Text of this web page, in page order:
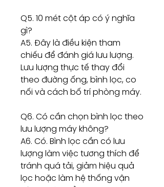
Q5. 10 mét cột áp có ý nghĩa
gì?
A5. Đây là điều kiện tham
chiếu để đánh giá lưu lượng.
Lưu lượng thực tế thay đổi
theo đường ống, bình lọc, co
nối và cách bố trí phòng máy.
Q6. Có cần chọn bình lọc theo
lưu lượng máy không?
A6. Có. Bình lọc cần có lưu
lượng làm việc tương thích để
tránh quá tải, giảm hiệu quả
lọc hoặc làm hệ thống vận